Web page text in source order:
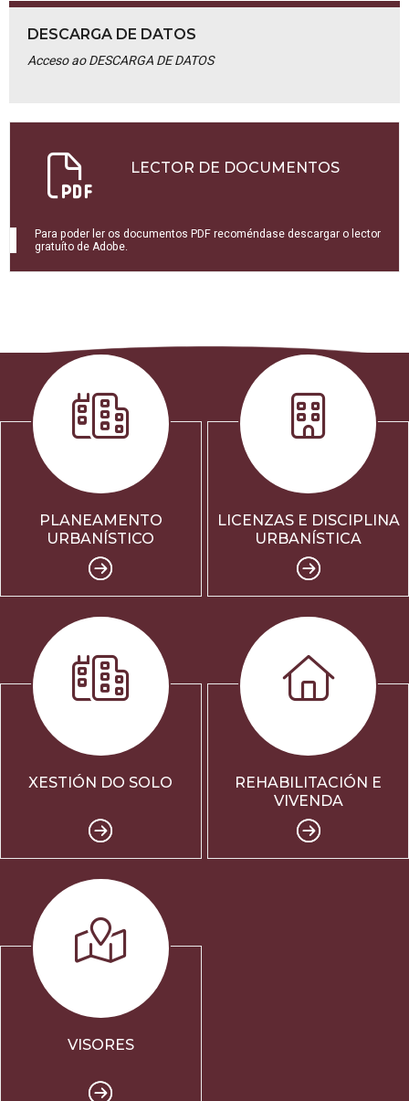
DESCARGA DE DATOS
Acceso ao DESCARGA DE DATOS
LECTOR DE DOCUMENTOS
Para poder ler os documentos PDF recoméndase descargar o lector
gratuíto de Adobe.
PLANEAMENTO
URBANÍSTICO
LICENZAS E DISCIPLINA
URBANÍSTICA
XESTIÓN DO SOLO
REHABILITACIÓN E
VIVENDA
VISORES